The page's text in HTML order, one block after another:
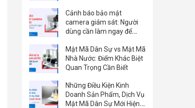
Cảnh báo bảo mật
camera giám sát: Người
dùng cần làm ngay để
Mật Mã Dân Sự vs Mật Mã
Nhà Nước: Điểm Khác Biệt
Quan Trọng Cần Biết
Những Điều Kiện Kinh
Doanh Sản Phẩm, Dịch Vụ
Mật Mã Dân Sự Mới Hiện